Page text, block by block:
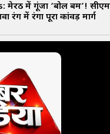
में गूंजा ‘बोल बम’! सीएम
रंग में रंगा पूरा कांवड़ मार्ग